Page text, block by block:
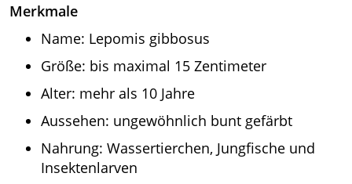
Merkmale
Name: Lepomis gibbosus
Größe: bis maximal 15 Zentimeter
Alter: mehr als 10 Jahre
Aussehen: ungewöhnlich bunt gefärbt
Nahrung: Wassertierchen, Jungfische und
Insektenlarven